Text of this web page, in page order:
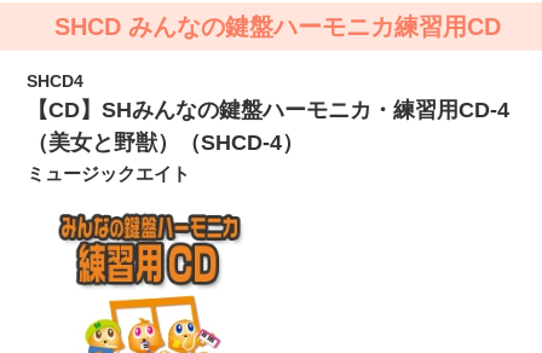
SHCD みんなの鍵盤ハーモニカ練習用CD
SHCD4
【CD】SHみんなの鍵盤ハーモニカ・練習用CD-4
（美女と野獣）（SHCD-4）
ミュージックエイト